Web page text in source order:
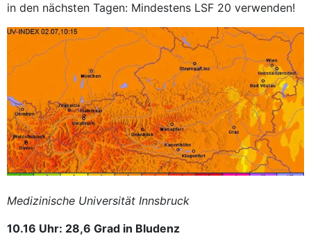
in den nächsten Tagen: Mindestens LSF 20 verwenden!
Medizinische Universität Innsbruck
10.16 Uhr: 28,6 Grad in Bludenz